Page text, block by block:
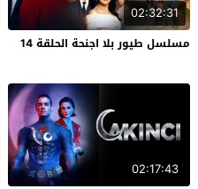
02:32:31
مسلسل طيور بلا اجنحة الحلقة 14
02:17:43